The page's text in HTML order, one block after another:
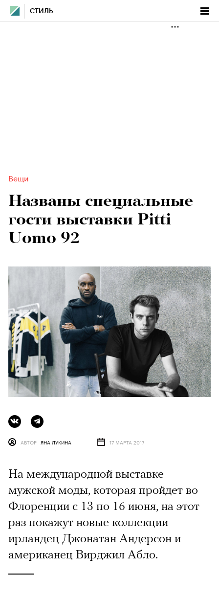
СТИЛЬ
Вещи
Названы специальные
гости выставки Pitti
Uomo 92
АВТОР ЯНА ЛУКИНА 17 МАРТА 2017
На международной выставке
мужской моды, которая пройдет во
Флоренции с 13 по 16 июня, на этот
раз покажут новые коллекции
ирландец Джонатан Андерсон и
американец Вирджил Абло.